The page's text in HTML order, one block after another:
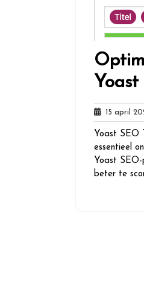
15 april
Yoast SEO
essentieel
Yoast
beter te